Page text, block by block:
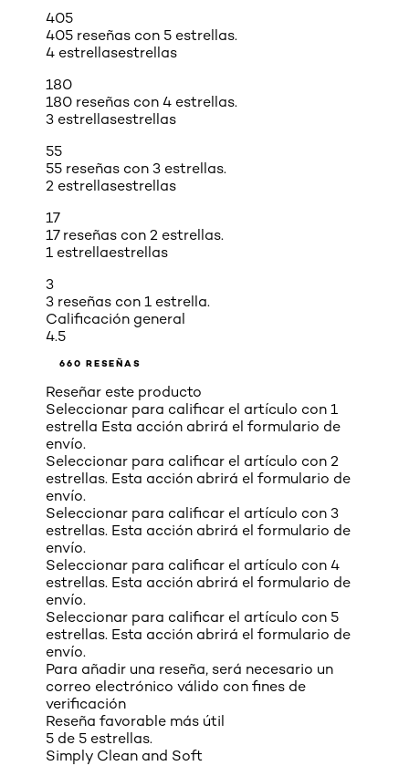
405
405 reseñas con 5 estrellas.
4 estrellasestrellas
180
180 reseñas con 4 estrellas.
3 estrellasestrellas
55
55 reseñas con 3 estrellas.
2 estrellasestrellas
17
17 reseñas con 2 estrellas.
1 estrellaestrellas
3
3 reseñas con 1 estrella.
Calificación general
4.5
660 RESEÑAS
Reseñar este producto
Seleccionar para calificar el artículo con 1
estrella Esta acción abrirá el formulario de
envío.
Seleccionar para calificar el artículo con 2
estrellas. Esta acción abrirá el formulario de
envío.
Seleccionar para calificar el artículo con 3
estrellas. Esta acción abrirá el formulario de
envío.
Seleccionar para calificar el artículo con 4
estrellas. Esta acción abrirá el formulario de
envío.
Seleccionar para calificar el artículo con 5
estrellas. Esta acción abrirá el formulario de
envío.
Para añadir una reseña, será necesario un
correo electrónico válido con fines de
verificación
Reseña favorable más útil
5 de 5 estrellas.
Simply Clean and Soft